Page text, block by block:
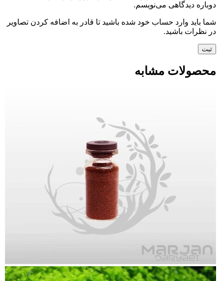
دوباره دیدگاهی می‌نویسم.
شما باید وارد حساب خود شده باشید تا قادر به اضافه کردن تصاویر
در نظرات باشید.
محصولات مشابه